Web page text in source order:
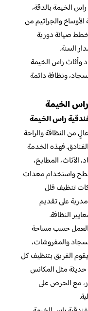
الخيمة بالدقة،
الأوساخ والجراثيم من
صيانة دورية
السنة.
وأثاث راس الخيمة
ونظافة دائمة
الخيمة
راس الخيمة
من النظافة والراحة
فهذه الخدمة
الأثاث، المطابخ،
واستخدام معدات
تنظيف فلل
على تقديم
النظافة.
العمل حسب مساحة
والمفروشات،
الفريق بتنظيف كل
مثل المكانس
مع الحرص على